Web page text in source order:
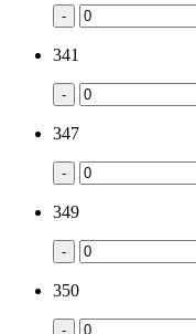
-
341
-
347
-
349
-
350
-